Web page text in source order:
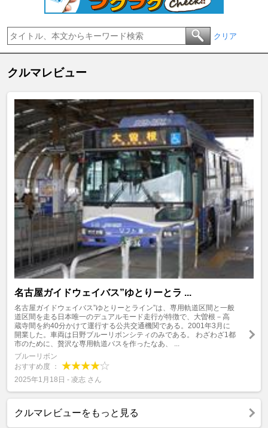
クリア
クルマレビュー
名古屋ガイドウェイバス”ゆとりーとラ ...
名古屋ガイドウェイバス”ゆとりーとライン”は、専用軌道区間と一般
道区間を走る日本唯一のデュアルモード走行が特徴で、大曽根－高
蔵寺間を約40分かけて運行する公共交通機関である。2001年3月に
開業した。車両は日野ブルーリボンシティのみである。 わざわざ1都
市のために、贅沢な専用軌道バスを作ったなあ、 ...
ブルーリボン
おすすめ度 ：
2025年1月18日 - 凌志 さん
クルマレビューをもっと見る